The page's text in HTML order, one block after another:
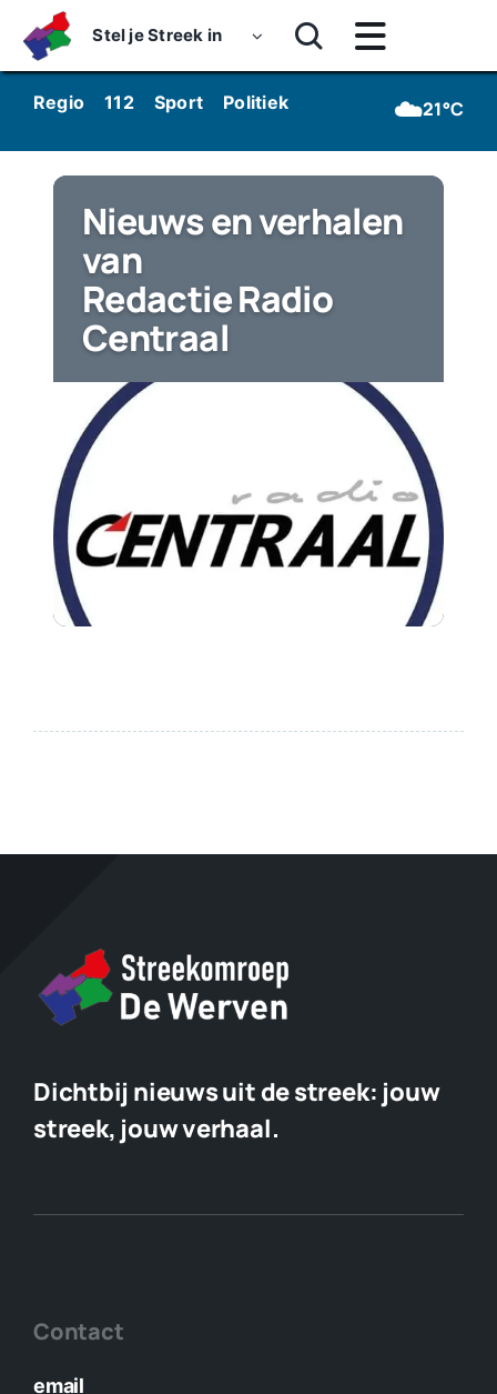
content
Stel je Streek in
Toggle
Navigatie
Home
Nieuws
Podcasts
Over ons
Werken bij Streekomroep ‘De Werven’
Contact
Plaats je eigen nieuws
Regio 112 Sport Politiek Kunst & Cultuur
☁️21°C
Nieuws en verhalen
van
Redactie Radio
Centraal
Dichtbij nieuws uit de streek: jouw
streek, jouw verhaal.
Contact
email